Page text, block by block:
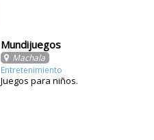
Mundijuegos
Machala
Entretenimiento
Juegos para niños.